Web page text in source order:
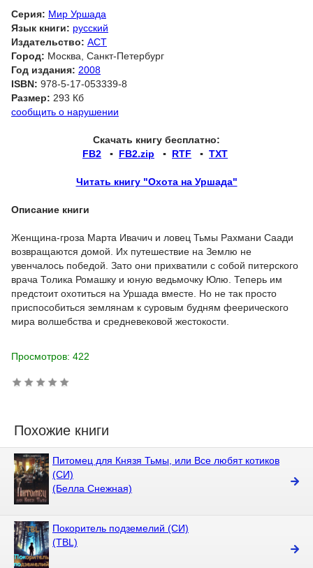
Серия: Мир Уршада
Язык книги: русский
Издательство: АСТ
Город: Москва, Санкт-Петербург
Год издания: 2008
ISBN: 978-5-17-053339-8
Размер: 293 Кб
сообщить о нарушении
Скачать книгу бесплатно:
FB2 ▪ FB2.zip ▪ RTF ▪ TXT
Читать книгу "Охота на Уршада"
Описание книги
Женщина-гроза Марта Ивачич и ловец Тьмы Рахмани Саади
возвращаются домой. Их путешествие на Землю не
увенчалось победой. Зато они прихватили с собой питерского
врача Толика Ромашку и юную ведьмочку Юлю. Теперь им
предстоит охотиться на Уршада вместе. Но не так просто
приспособиться землянам к суровым будням феерического
мира волшебства и средневековой жестокости.
Просмотров: 422
Похожие книги
Питомец для Князя Тьмы, или Все любят котиков
(СИ)
(Белла Снежная)
Покоритель подземелий (СИ)
(TBL)